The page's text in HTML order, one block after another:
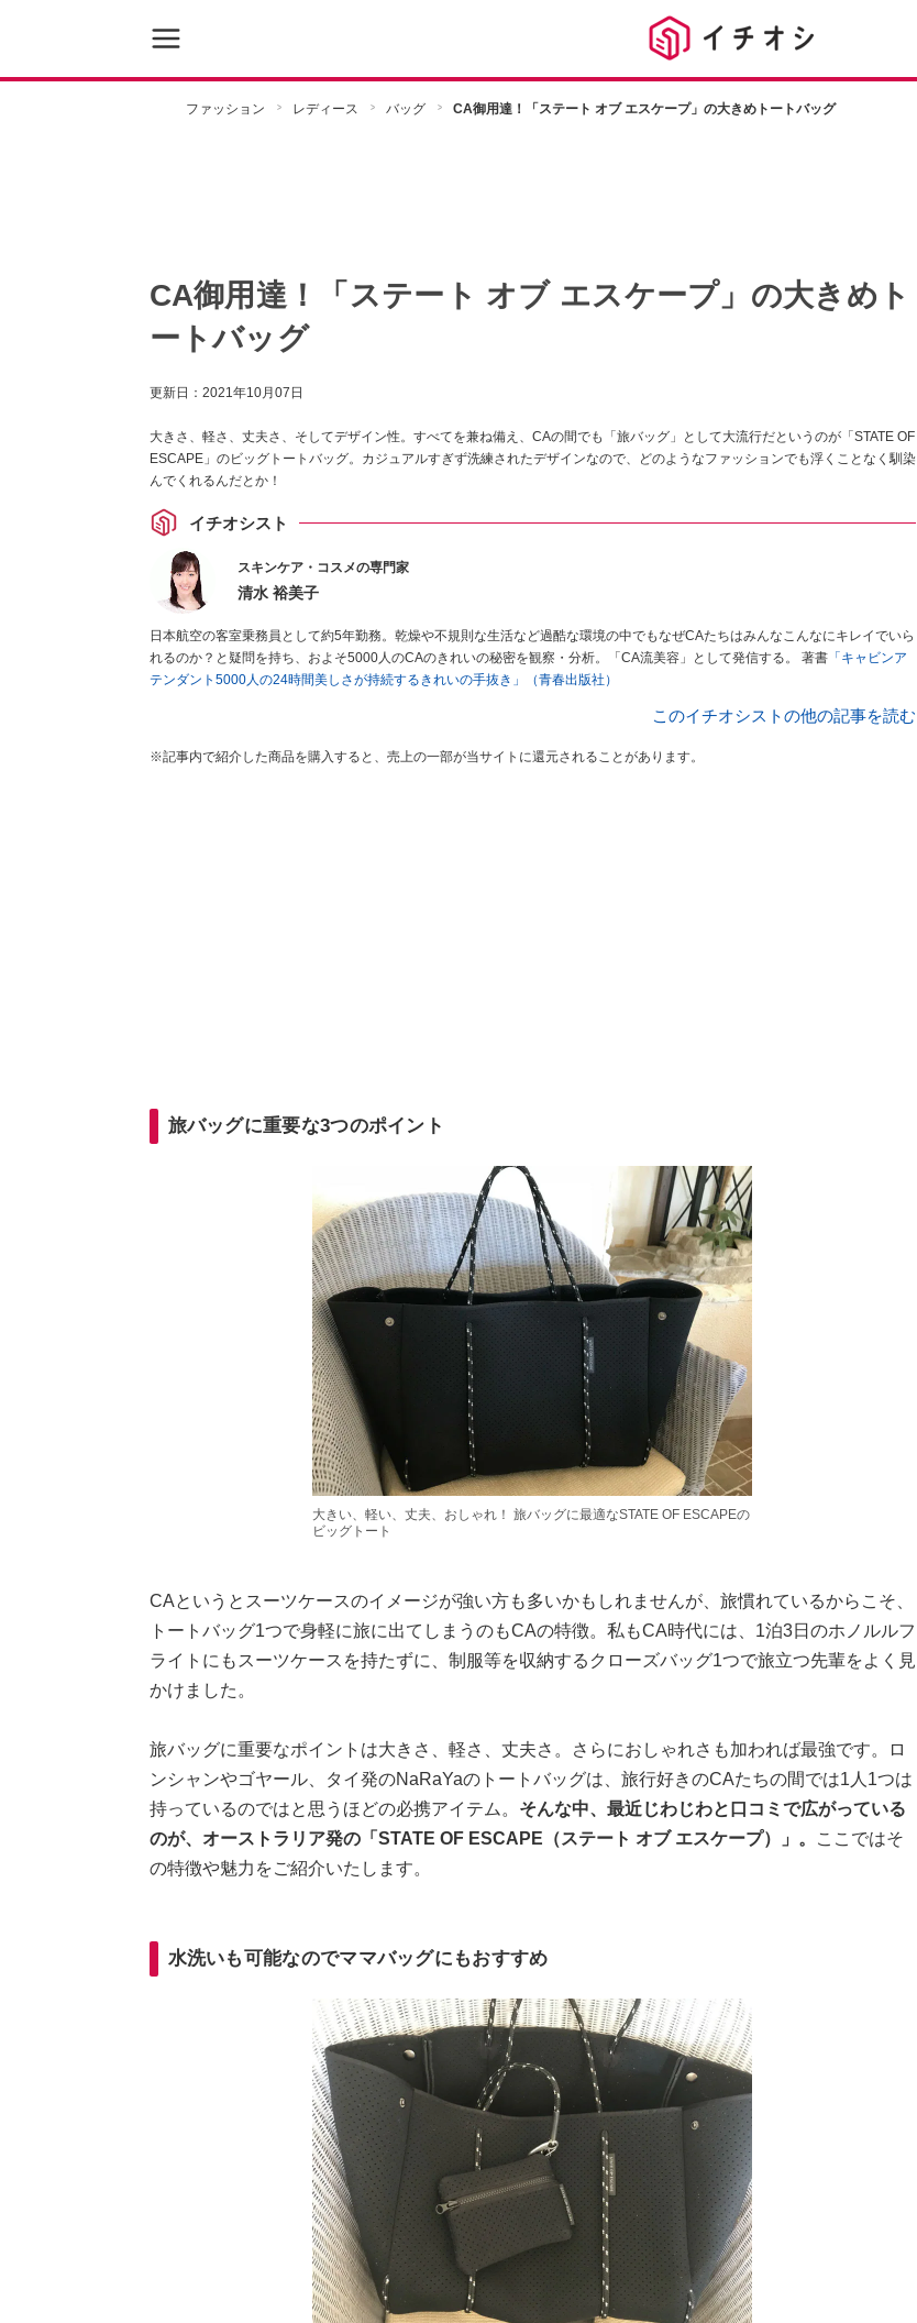
ファッション レディース バッグ CA御用達！「ステート オブ エスケープ」の大きめトートバッグ
CA御用達！「ステート オブ エスケープ」の大きめト
ートバッグ
更新日： 2021年10月07日
大きさ、軽さ、丈夫さ、そしてデザイン性。すべてを兼ね備え、CAの間でも「旅バッグ」として大流行だというのが「STATE OF
ESCAPE」のビッグトートバッグ。カジュアルすぎず洗練されたデザインなので、どのようなファッションでも浮くことなく馴染
んでくれるんだとか！
イチオシスト
スキンケア・コスメの専門家
清水 裕美子
日本航空の客室乗務員として約5年勤務。乾燥や不規則な生活など過酷な環境の中でもなぜCAたちはみんなこんなにキレイでいら
れるのか？と疑問を持ち、およそ5000人のCAのきれいの秘密を観察・分析。「CA流美容」として発信する。 著書「キャビンア
テンダント5000人の24時間美しさが持続するきれいの手抜き」（青春出版社）
このイチオシストの他の記事を読む
※記事内で紹介した商品を購入すると、売上の一部が当サイトに還元されることがあります。
旅バッグに重要な3つのポイント
大きい、軽い、丈夫、おしゃれ！ 旅バッグに最適なSTATE OF ESCAPEの
ビッグトート
CAというとスーツケースのイメージが強い方も多いかもしれませんが、旅慣れているからこそ、
トートバッグ1つで身軽に旅に出てしまうのもCAの特徴。私もCA時代には、1泊3日のホノルルフ
ライトにもスーツケースを持たずに、制服等を収納するクローズバッグ1つで旅立つ先輩をよく見
かけました。
旅バッグに重要なポイントは大きさ、軽さ、丈夫さ。さらにおしゃれさも加われば最強です。ロ
ンシャンやゴヤール、タイ発のNaRaYaのトートバッグは、旅行好きのCAたちの間では1人1つは
持っているのではと思うほどの必携アイテム。 そんな中、最近じわじわと口コミで広がっている
のが、オーストラリア発の「STATE OF ESCAPE（ステート オブ エスケープ）」。
ここではそ
の特徴や魅力をご紹介いたします。
水洗いも可能なのでママバッグにもおすすめ